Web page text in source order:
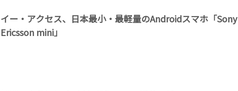
イー・アクセス、日本最小・最軽量のAndroidスマホ「Sony
Ericsson mini」